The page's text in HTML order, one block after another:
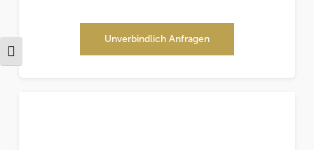
Schrift vergrößern
Unverbindlich Anfragen